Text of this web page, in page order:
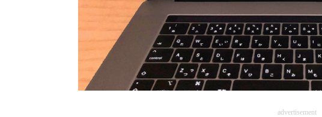
advertisement